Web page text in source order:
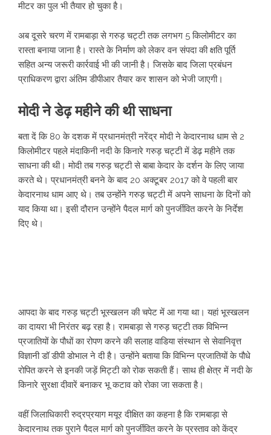
मीटर का पुल भी तैयार हो चुका है।
अब दूसरे चरण में रामबाड़ा से गरुड़ चट्टी तक लगभग 5 किलोमीटर का
रास्ता बनाया जाना है। रास्ते के निर्माण को लेकर वन संपदा की क्षति पूर्ति
सहित अन्य जरूरी कार्रवाई भी की जानी है। जिसके बाद जिला प्रबंधन
प्राधिकरण द्वारा अंतिम डीपीआर तैयार कर शासन को भेजी जाएगी।
मोदी ने डेढ़ महीने की थी साधना
बता दें कि 80 के दशक में प्रधानमंत्री नरेंद्र मोदी ने केदारनाथ धाम से 2
किलोमीटर पहले मंदाकिनी नदी के किनारे गरुड़ चट्टी में डेढ़ महीने तक
साधना की थी। मोदी तब गरुड़ चट्टी से बाबा केदार के दर्शन के लिए जाया
करते थे। प्रधानमंत्री बनने के बाद 20 अक्टूबर 2017 को वे पहली बार
केदारनाथ धाम आए थे। तब उन्होंने गरुड़ चट्टी में अपने साधना के दिनों को
याद किया था। इसी दौरान उन्होंने पैदल मार्ग को पुनर्जीवित करने के निर्देश
दिए थे।
आपदा के बाद गरुड़ चट्टी भूस्खलन की चपेट में आ गया था। यहां भूस्खलन
का दायरा भी निरंतर बढ़ रहा है। रामबाड़ा से गरुड़ चट्टी तक विभिन्न
प्रजातियों के पौधों का रोपण करने की सलाह वाडिया संस्थान से सेवानिवृत्त
विज्ञानी डॉ डीपी डोभाल ने दी है। उन्होंने बताया कि विभिन्न प्रजातियों के पौधे
रोपित करने से इनकी जड़ें मिट्टी को रोक सकती हैं। साथ ही क्षेत्र में नदी के
किनारे सुरक्षा दीवारें बनाकर भू कटाव को रोका जा सकता है।
वहीं जिलाधिकारी रुद्रप्रयाग मयूर दीक्षित का कहना है कि रामबाड़ा से
केदारनाथ तक पुराने पैदल मार्ग को पुनर्जीवित करने के प्रस्ताव को केंद्र